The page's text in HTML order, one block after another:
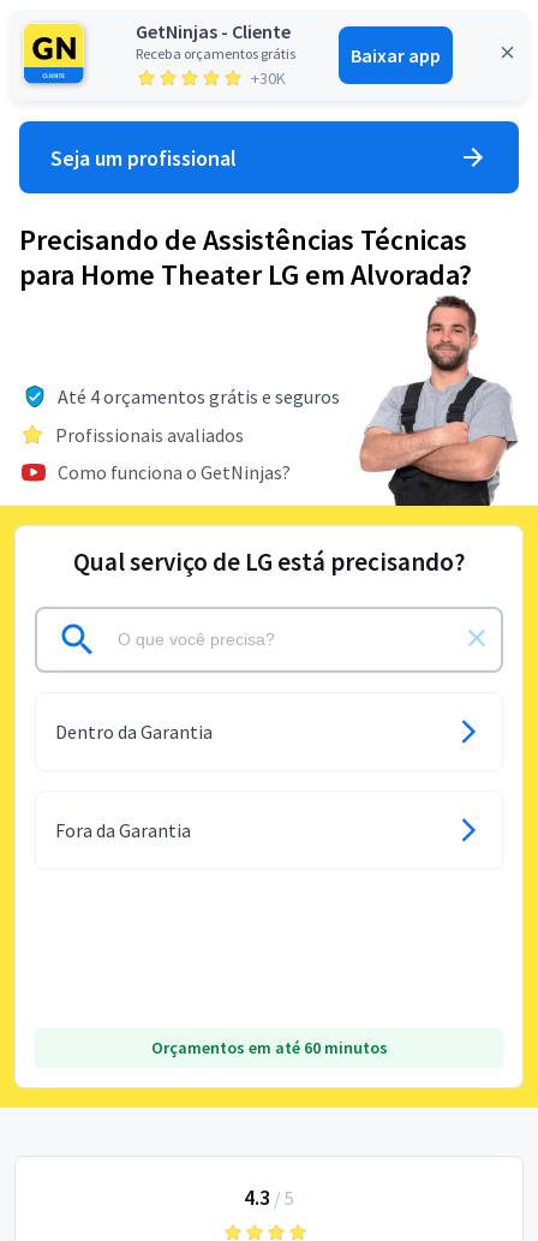
GetNinjas - Cliente
Receba orçamentos grátis
+30K
Baixar app
Entrar
Seja um profissional
Precisando de Assistências Técnicas
para Home Theater LG em Alvorada?
Até 4 orçamentos grátis e seguros
Profissionais avaliados
Como funciona o GetNinjas?
Qual serviço de LG está precisando?
Dentro da Garantia
Fora da Garantia
Orçamentos em até 60 minutos
4.3 / 5